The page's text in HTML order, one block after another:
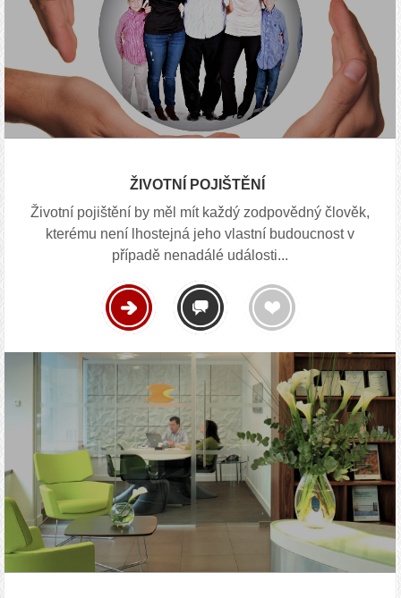
ŽIVOTNÍ POJIŠTĚNÍ
Životní pojištění by měl mít každý zodpovědný člověk,
kterému není lhostejná jeho vlastní budoucnost v
případě nenadálé události...